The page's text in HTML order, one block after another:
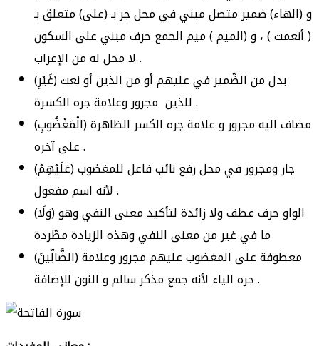
و (الهاء) ضمير متصل مبني في محل جر بـ (على) متعلق بـ
( أنعمت ) ، و (الميم ) ميم الجمع حرف مبني على السكون
لا محل له من الإعراب .
(غَيْرِ) بدل من الضّمير في عليهم أو من الذين أو نعت
للذينمجرور وعلامة جره الكسرة .
(الْمَغْضُوبِ) مضاف اليه مجرور و علامة جره الكسر الظاهرة
على آخره .
(عَلَيْهِمْ) جار ومجرور في محل رفع نائب فاعل للمغضوب
لأنه اسم مفعول .
(وَلَا) الواو حرف عطف ولا زائدة لتأكيد معنى النفي وهو
ما في غير من معنى النفي وهذه الزيادة مطّردة
(الضَّالِّينَ) معطوفة على المغضوب عليهم مجرور وعلامة
جره الياء لأنه جمع مذكر سالم و النون للإضافة .